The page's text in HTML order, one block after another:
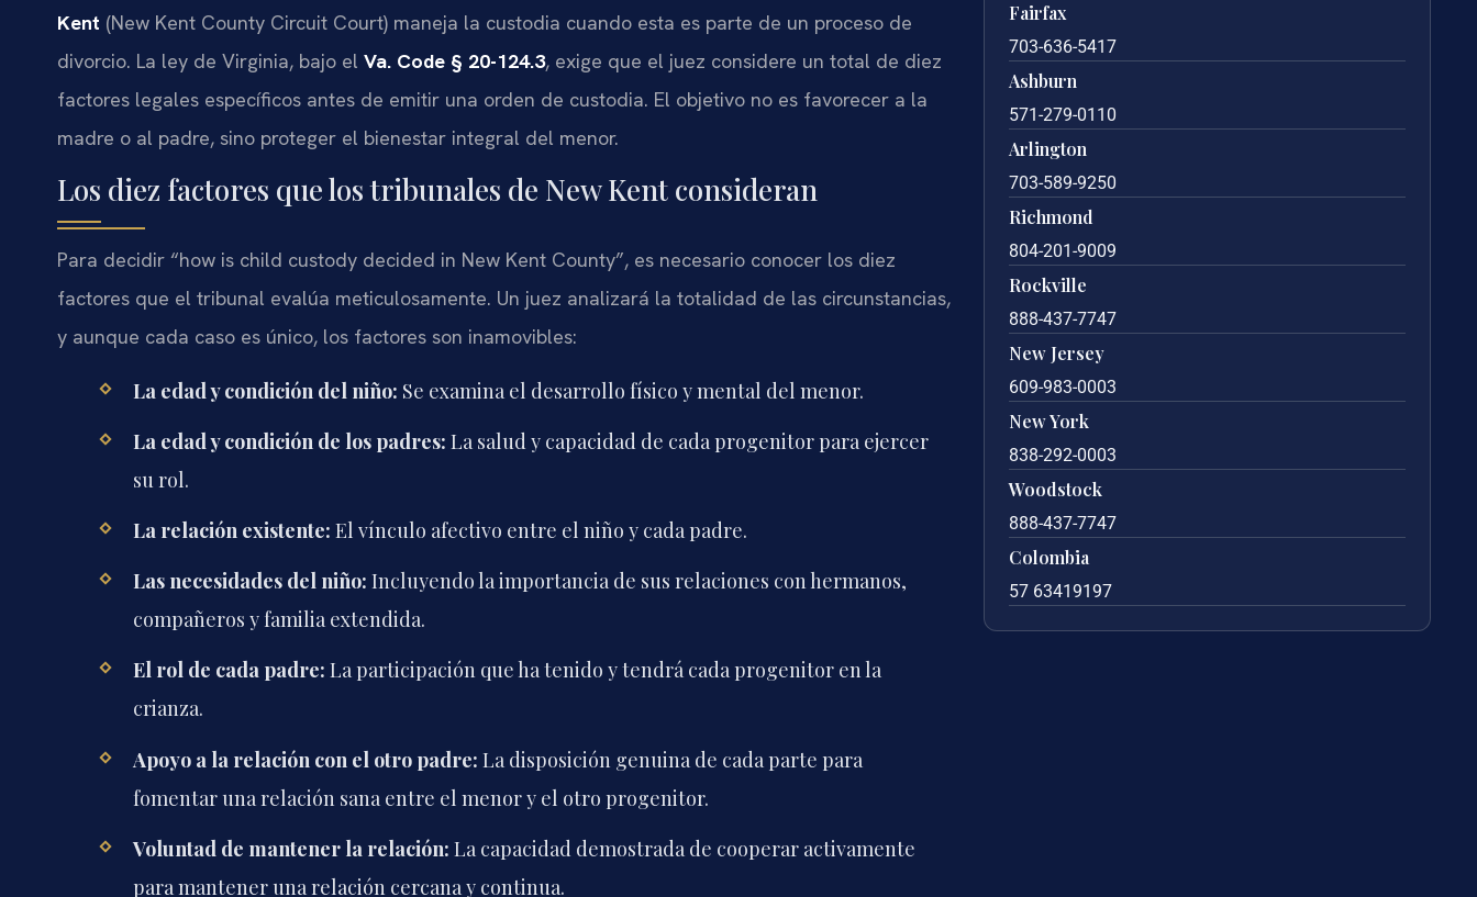
Kent (New Kent County Circuit Court) maneja la custodia cuando esta es parte de un proceso de
divorcio. La ley de Virginia, bajo el Va. Code § 20-124.3, exige que el juez considere un total de diez
factores legales específicos antes de emitir una orden de custodia. El objetivo no es favorecer a la
madre o al padre, sino proteger el bienestar integral del menor.
Los diez factores que los tribunales de New Kent consideran
Para decidir “how is child custody decided in New Kent County”, es necesario conocer los diez
factores que el tribunal evalúa meticulosamente. Un juez analizará la totalidad de las circunstancias,
y aunque cada caso es único, los factores son inamovibles:
La edad y condición del niño: Se examina el desarrollo físico y mental del menor.
La edad y condición de los padres: La salud y capacidad de cada progenitor para ejercer
su rol.
La relación existente: El vínculo afectivo entre el niño y cada padre.
Las necesidades del niño: Incluyendo la importancia de sus relaciones con hermanos,
compañeros y familia extendida.
El rol de cada padre: La participación que ha tenido y tendrá cada progenitor en la
crianza.
Apoyo a la relación con el otro padre: La disposición genuina de cada parte para
fomentar una relación sana entre el menor y el otro progenitor.
Voluntad de mantener la relación: La capacidad demostrada de cooperar activamente
para mantener una relación cercana y continua.
Fairfax
703-636-5417
Ashburn
571-279-0110
Arlington
703-589-9250
Richmond
804-201-9009
Rockville
888-437-7747
New Jersey
609-983-0003
New York
838-292-0003
Woodstock
888-437-7747
Colombia
57 63419197